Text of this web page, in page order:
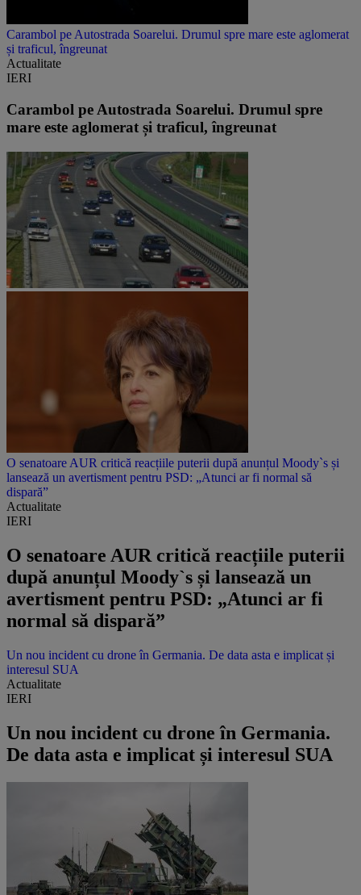
Carambol pe Autostrada Soarelui. Drumul spre mare este aglomerat
și traficul, îngreunat
Actualitate
IERI
Carambol pe Autostrada Soarelui. Drumul spre
mare este aglomerat și traficul, îngreunat
O senatoare AUR critică reacțiile puterii după anunțul Moody`s și
lansează un avertisment pentru PSD: „Atunci ar fi normal să
dispară”
Actualitate
IERI
O senatoare AUR critică reacțiile puterii
după anunțul Moody`s și lansează un
avertisment pentru PSD: „Atunci ar fi
normal să dispară”
Un nou incident cu drone în Germania. De data asta e implicat și
interesul SUA
Actualitate
IERI
Un nou incident cu drone în Germania.
De data asta e implicat și interesul SUA